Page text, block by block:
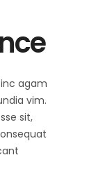
agam
vim.
sit,